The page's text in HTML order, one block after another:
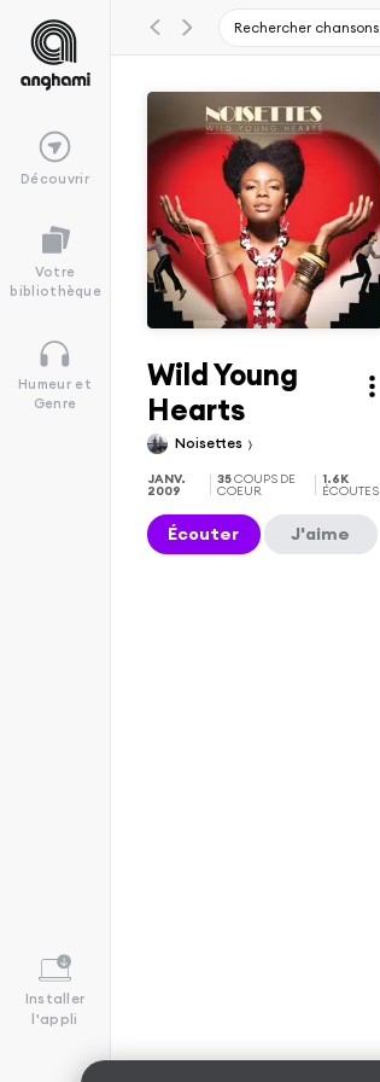
Découvrir
Votre
bibliothèque
Humeur et
Genre
Installer
l'appli
Wild Young
Hearts
Noisettes
JANV.
2009
35COUPS DE
COEUR
1.6K
ÉCOUTES
Écouter J'aime